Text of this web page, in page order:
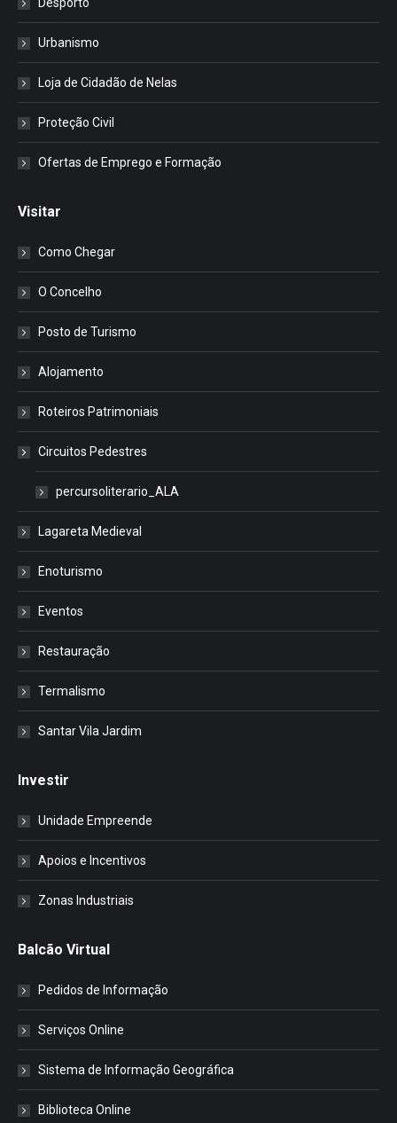
Urbanismo
Loja de Cidadão de Nelas
Proteção Civil
Ofertas de Emprego e Formação
Visitar
Como Chegar
O Concelho
Posto de Turismo
Alojamento
Roteiros Patrimoniais
Circuitos Pedestres
percursoliterario_ALA
Lagareta Medieval
Enoturismo
Eventos
Restauração
Termalismo
Santar Vila Jardim
Investir
Unidade Empreende
Apoios e Incentivos
Zonas Industriais
Balcão Virtual
Pedidos de Informação
Serviços Online
Sistema de Informação Geográfica
Biblioteca Online